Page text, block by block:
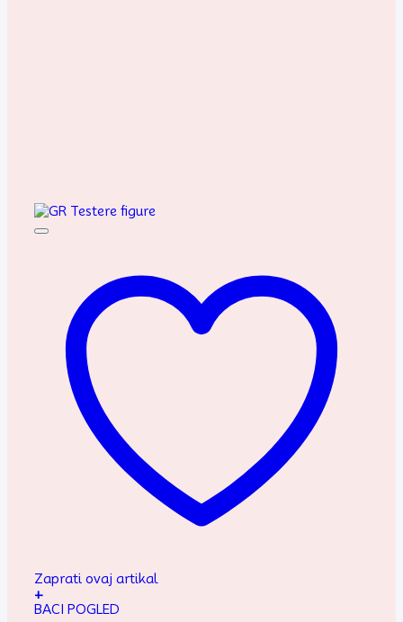
Zaprati ovaj artikal
+
BACI POGLED